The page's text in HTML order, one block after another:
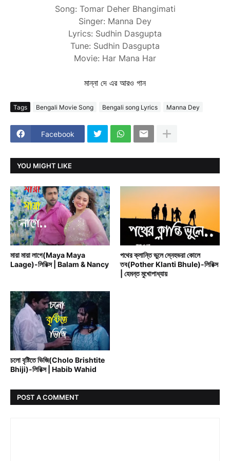
Song: Tomar Deher Bhangimati
Singer: Manna Dey
Lyrics: Sudhin Dasgupta
Tune: Sudhin Dasgupta
Movie: Har Mana Har
মান্না দে এর আরও গান
Tags Bengali Movie Song Bengali song Lyrics Manna Dey
Facebook
YOU MIGHT LIKE
BALAM
মায়া মায়া লাগে(Maya Maya
Laage)-লিরিক্স | Balam & Nancy
BENGALI MOVIE SONG
পথের ক্লান্তি ভুলে স্নেহভরা কোলে
তব(Pother Klanti Bhule)-লিরিক্স
| হেমন্ত মুখোপাধ্যায়
BENGALI MOVIE SONG
চলো বৃষ্টিতে ভিজি(Cholo Brishtite
Bhiji)-লিরিক্স | Habib Wahid
POST A COMMENT